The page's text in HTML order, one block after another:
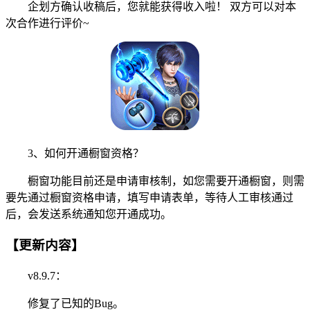
企划方确认收稿后，您就能获得收入啦！ 双方可以对本
次合作进行评价~
3、如何开通橱窗资格？
橱窗功能目前还是申请审核制，如您需要开通橱窗，则需
要先通过橱窗资格申请，填写申请表单，等待人工审核通过
后，会发送系统通知您开通成功。
【更新内容】
v8.9.7：
修复了已知的Bug。